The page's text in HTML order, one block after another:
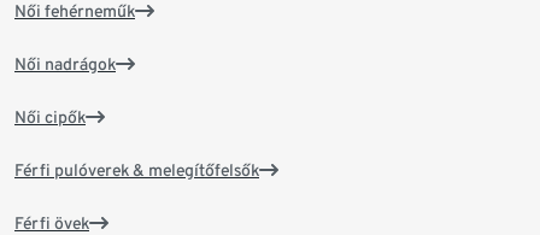
Női fehérneműk
Női nadrágok
Női cipők
Férfi pulóverek & melegítőfelsők
Férfi övek